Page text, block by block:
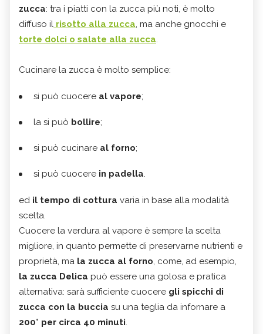
zucca: tra i piatti con la zucca più noti, è molto
diffuso il risotto alla zucca, ma anche gnocchi e
torte dolci o salate alla zucca.
Cucinare la zucca è molto semplice:
si può cuocere al vapore;
la si può bollire;
si può cucinare al forno;
si può cuocere in padella.
ed il tempo di cottura varia in base alla modalità
scelta.
Cuocere la verdura al vapore è sempre la scelta
migliore, in quanto permette di preservarne nutrienti e
proprietà, ma la zucca al forno, come, ad esempio,
la zucca Delica può essere una golosa e pratica
alternativa: sarà sufficiente cuocere gli spicchi di
zucca con la buccia su una teglia da infornare a
200° per circa 40 minuti.